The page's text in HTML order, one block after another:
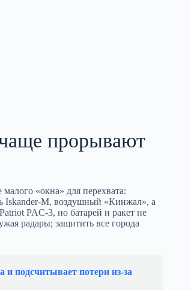
прорывают
«окна» для перехвата:
Iskander‑M, воздушный «Кинжал», а
PAC‑3, но батарей и ракет не
радары; защитить все города
подсчитывает потери из‑за